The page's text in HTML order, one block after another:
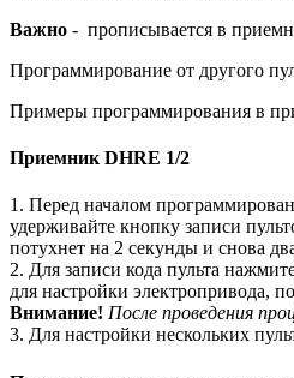
Важно - прописывается в
Программирование от другого
Примеры программирования в
Приемник DHRE 1/2
1. Перед началом
удерживайте кнопку записи
потухнет на 2 секунды и снова
2. Для записи кода пульта
для настройки электропривода,
Внимание! После проведения
3. Для настройки нескольких